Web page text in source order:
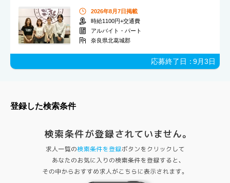
2026年8月7日掲載
時給1100円+交通費
アルバイト・パート
奈良県北葛城郡
応募終了日：9月3日
登録した検索条件